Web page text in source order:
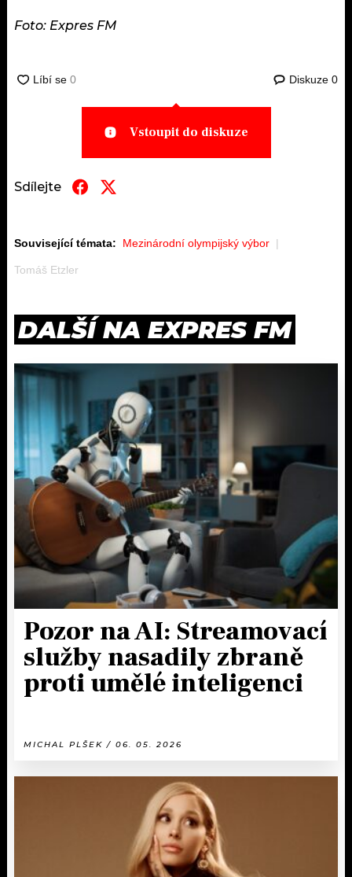
Foto: Expres FM
Diskuze 0
Vstoupit do diskuze
Sdílejte
Související témata: Mezinárodní olympijský výbor
Tomáš Etzler
DALŠÍ NA EXPRES FM
Pozor na AI: Streamovací
služby nasadily zbraně
proti umělé inteligenci
MICHAL PLŠEK / 06. 05. 2026